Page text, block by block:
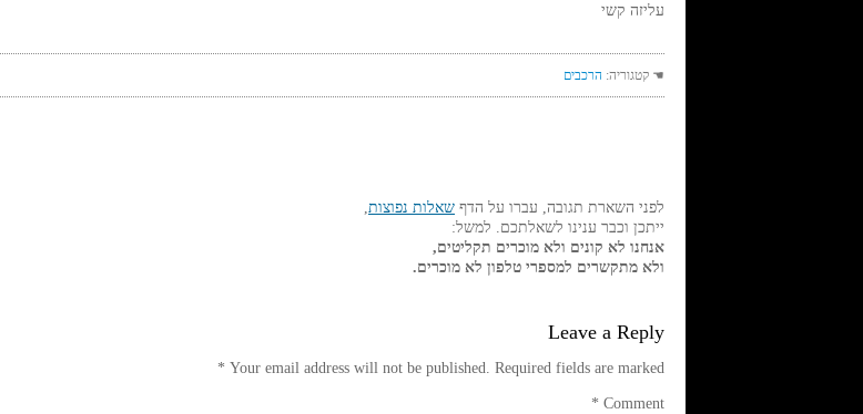
עליזה קשי
☚ קטגוריה: הרכבים
לפני השארת תגובה, עברו על הדף שאלות נפוצות,
ייתכן וכבר ענינו לשאלתכם. למשל:
אנחנו לא קונים ולא מוכרים תקליטים,
ולא מתקשרים למספרי טלפון לא מוכרים.
Leave a Reply
Your email address will not be published. Required fields are marked
*
Comment
*